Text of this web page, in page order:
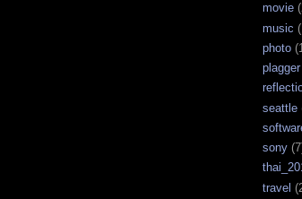
movie
music
photo
plagger
seattle
sony
travel